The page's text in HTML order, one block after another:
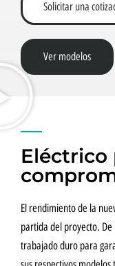
Solicitar una
Ver modelos
Eléctrico
El rendimiento de la
partida del proyecto. De
trabajado duro para